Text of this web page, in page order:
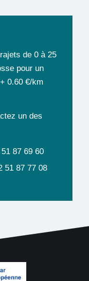
de 0 à 25
pour un
0.60 €/km
un des
87 69 60
51 87 77 08